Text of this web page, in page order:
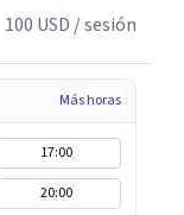
100 USD / sesión
Más horas
17:00
20:00